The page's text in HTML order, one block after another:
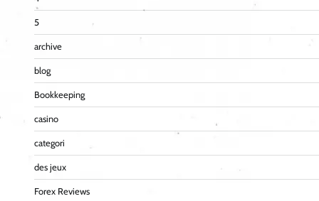
5
archive
blog
Bookkeeping
casino
categori
des jeux
Forex Reviews